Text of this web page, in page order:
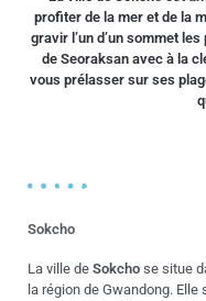
profiter de la mer et de la
gravir l’un d’un sommet
de Seoraksan avec à la
vous prélasser sur ses
Sokcho
La ville de Sokcho se situe
la région de Gwandong. Elle